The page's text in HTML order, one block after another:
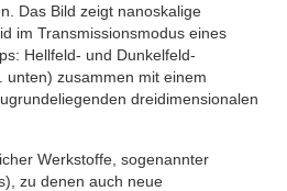
Das Bild zeigt nanoskalige
im Transmissionsmodus eines
Hellfeld- und Dunkelfeld-
unten) zusammen mit einem
dreidimensionalen
Werkstoffe, sogenannter
zu denen auch neue